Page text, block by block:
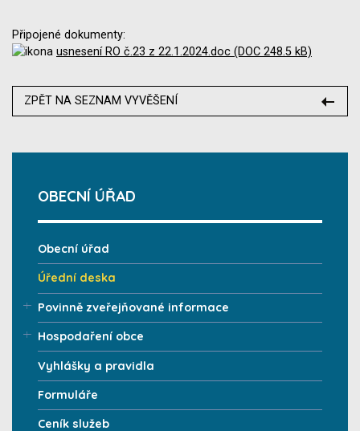
Připojené dokumenty:
usnesení RO č.23 z 22.1.2024.doc (DOC 248.5 kB)
ZPĚT NA SEZNAM VYVĚŠENÍ
OBECNÍ ÚŘAD
Obecní úřad
Úřední deska
Povinně zveřejňované informace
Hospodaření obce
Vyhlášky a pravidla
Formuláře
Ceník služeb